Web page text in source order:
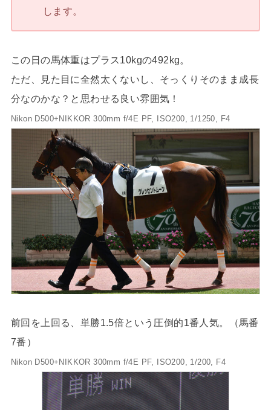
します。
この日の馬体重はプラス10kgの492kg。
ただ、見た目に全然太くないし、そっくりそのまま成長
分なのかな？と思わせる良い雰囲気！
Nikon D500+NIKKOR 300mm f/4E PF, ISO200, 1/1250, F4
前回を上回る、単勝1.5倍という圧倒的1番人気。（馬番
7番）
Nikon D500+NIKKOR 300mm f/4E PF, ISO200, 1/200, F4